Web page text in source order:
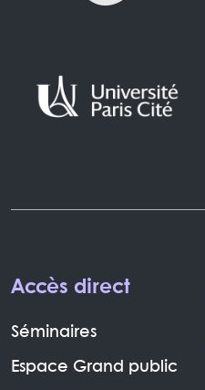
Accès direct
Séminaires
Espace Grand public